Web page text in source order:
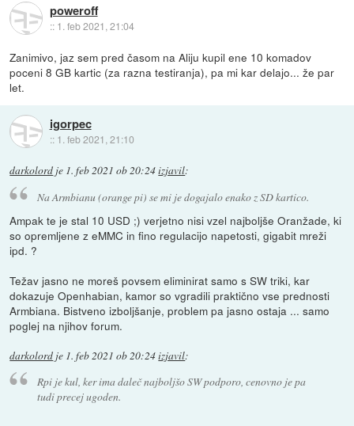
poweroff
:: 1. feb 2021, 21:04
Zanimivo, jaz sem pred časom na Aliju kupil ene 10 komadov
poceni 8 GB kartic (za razna testiranja), pa mi kar delajo... že par
let.
igorpec
:: 1. feb 2021, 21:10
darkolord je 1. feb 2021 ob 20:24izjavil:
Na Armbianu (orange pi) se mi je dogajalo enako z SD kartico.
Ampak te je stal 10 USD ;) verjetno nisi vzel najboljše Oranžade, ki
so opremljene z eMMC in fino regulacijo napetosti, gigabit mreži
ipd. ?
Težav jasno ne moreš povsem eliminirat samo s SW triki, kar
dokazuje Openhabian, kamor so vgradili praktično vse prednosti
Armbiana. Bistveno izboljšanje, problem pa jasno ostaja ... samo
poglej na njihov forum.
darkolord je 1. feb 2021 ob 20:24izjavil:
Rpi je kul, ker ima daleč najboljšo SW podporo, cenovno je pa
tudi precej ugoden.